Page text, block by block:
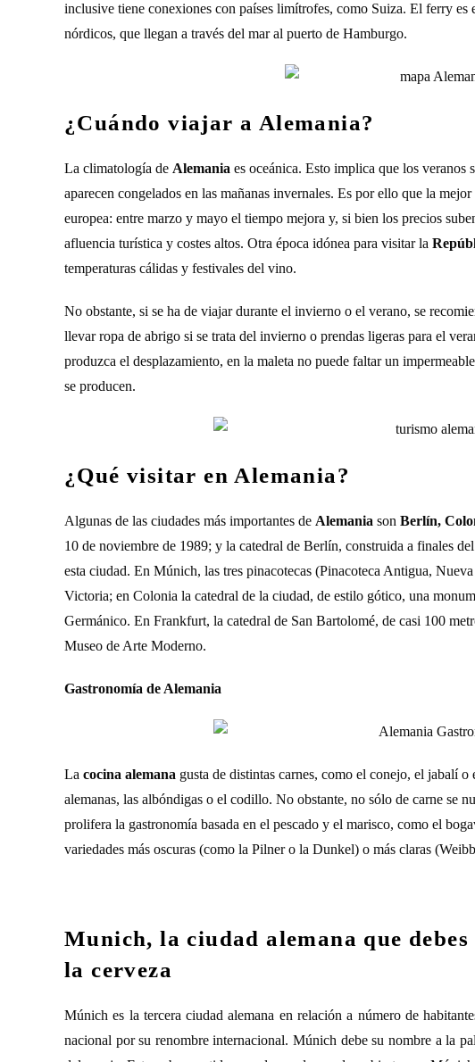
inclusive tiene conexiones con países limítrofes, como Suiza. El ferry es
nórdicos, que llegan a través del mar al puerto de Hamburgo.
¿Cuándo viajar a Alemania?
La climatología de Alemania es oceánica. Esto implica que los
aparecen congelados en las mañanas invernales. Es por ello que la mejor
europea: entre marzo y mayo el tiempo mejora y, si bien los precios
afluencia turística y costes altos. Otra época idónea para visitar la
temperaturas cálidas y festivales del vino.
No obstante, si se ha de viajar durante el invierno o el verano, se
llevar ropa de abrigo si se trata del invierno o prendas ligeras para el
produzca el desplazamiento, en la maleta no puede faltar un
se producen.
¿Qué visitar en Alemania?
Algunas de las ciudades más importantes de Alemania son Berlín,
10 de noviembre de 1989; y la catedral de Berlín, construida a finales
esta ciudad. En Múnich, las tres pinacotecas (Pinacoteca Antigua,
Victoria; en Colonia la catedral de la ciudad, de estilo gótico, una
Germánico. En Frankfurt, la catedral de San Bartolomé, de casi 100
Museo de Arte Moderno.
Gastronomía de Alemania
La cocina alemana gusta de distintas carnes, como el conejo, el jabalí
alemanas, las albóndigas o el codillo. No obstante, no sólo de carne se
prolifera la gastronomía basada en el pescado y el marisco, como el
variedades más oscuras (como la Pilner o la Dunkel) o más claras
Munich, la ciudad alemana que
la cerveza
Múnich es la tercera ciudad alemana en relación a número de
nacional por su renombre internacional. Múnich debe su nombre a la